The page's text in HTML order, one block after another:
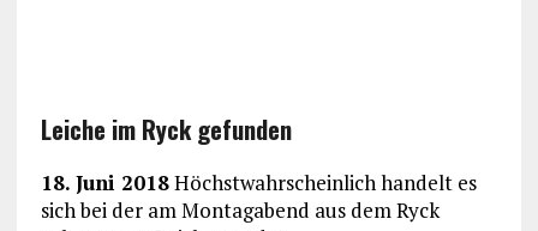
Leiche im Ryck gefunden
18. Juni 2018Höchstwahrscheinlich handelt es
sich bei der am Montagabend aus dem Ryck